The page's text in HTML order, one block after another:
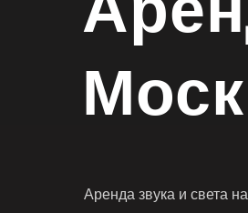
Аренда звука и света